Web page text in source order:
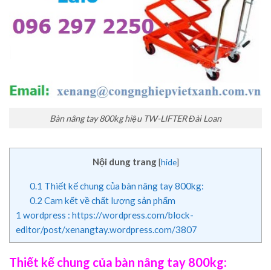
Bàn nâng tay 800kg hiệu TW-LIFTER Đài Loan
Nội dung trang [hide]
0.1 Thiết kế chung của bàn nâng tay 800kg:
0.2 Cam kết về chất lượng sản phẩm
1 wordpress : https://wordpress.com/block-
editor/post/xenangtay.wordpress.com/3807
Thiết kế chung của bàn nâng tay 800kg: